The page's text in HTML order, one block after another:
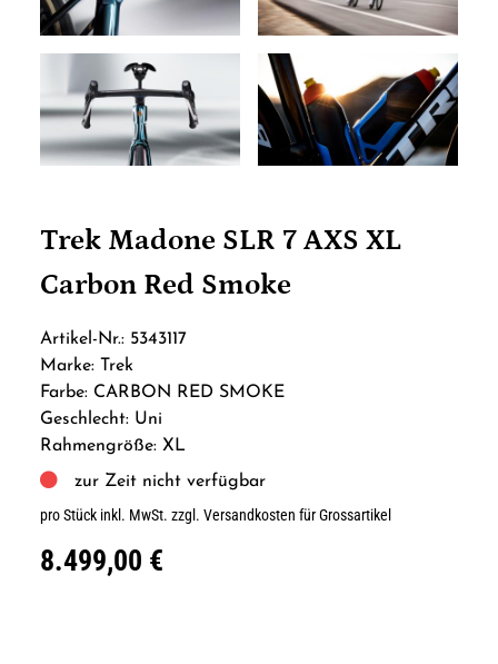
Trek Madone SLR 7 AXS XL
Carbon Red Smoke
Artikel-Nr.: 5343117
Marke: Trek
Farbe: CARBON RED SMOKE
Geschlecht: Uni
Rahmengröße: XL
zur Zeit nicht verfügbar
pro Stück inkl. MwSt. zzgl. Versandkosten für Grossartikel
8.499,00 €